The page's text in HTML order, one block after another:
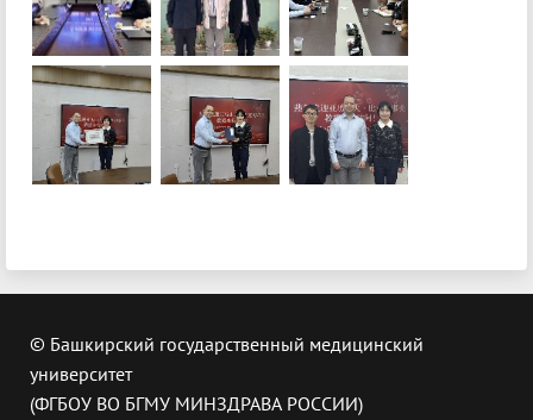
© Башкирский государственный медицинский
университет
(ФГБОУ ВО БГМУ МИНЗДРАВА РОССИИ)